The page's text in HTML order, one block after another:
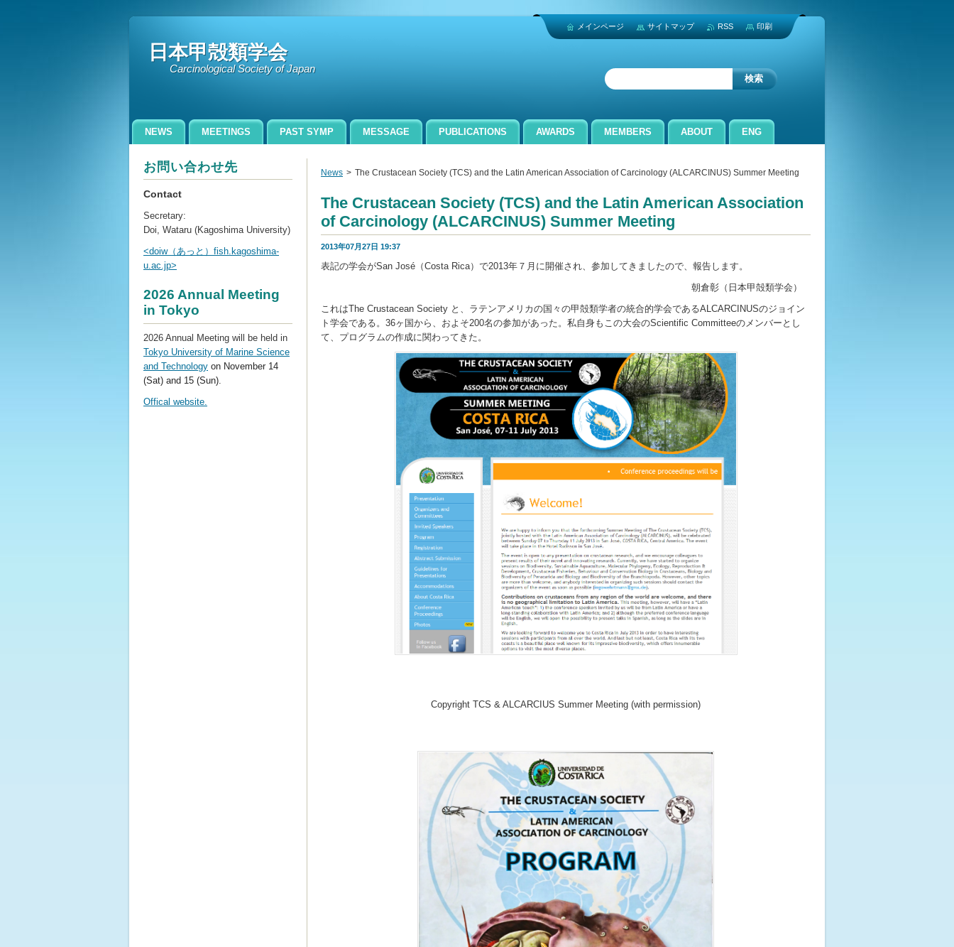
日本甲殻類学会
Carcinological Society of Japan
News > The Crustacean Society (TCS) and the Latin American Association of Carcinology (ALCARCINUS) Summer Meeting
The Crustacean Society (TCS) and the Latin American Association
of Carcinology (ALCARCINUS) Summer Meeting
2013年07月27日 19:37
表記の学会がSan José（Costa Rica）で2013年７月に開催され、参加してきましたので、報告します。
朝倉彰（日本甲殻類学会）
これはThe Crustacean Society と、ラテンアメリカの国々の甲殻類学者の統合的学会であるALCARCINUSのジョイン
ト学会である。36ヶ国から、およそ200名の参加があった。私自身もこの大会のScientific Committeeのメンバーとし
て、プログラムの作成に関わってきた。
Copyright TCS & ALCARCIUS Summer Meeting (with permission)
お問い合わせ先
Contact
Secretary:
Doi, Wataru (Kagoshima University)
<doiw（あっと）fish.kagoshima-
u.ac.jp>
2026 Annual Meeting
in Tokyo
2026 Annual Meeting will be held in
Tokyo University of Marine Science
and Technology on November 14
(Sat) and 15 (Sun).
Offical website.
NEWS MEETINGS PAST SYMP MESSAGE PUBLICATIONS AWARDS MEMBERS ABOUT ENG
メインページ サイトマップ RSS 印刷